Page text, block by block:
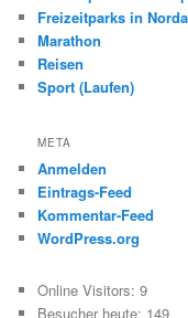
Freizeitparks in
Marathon
Reisen
Sport (Laufen)
META
Anmelden
Eintrags-Feed
Kommentar-Feed
WordPress.org
Online Visitors:9
Besucher heute: 149